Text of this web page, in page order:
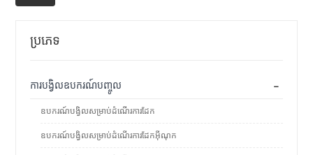
ប្រភេទ
-
ការបង្វិលឧបករណ៍បញ្ចូល
ឧបករណ៍បង្វិលសម្រាប់ដំណើរការដែក
ឧបករណ៍បង្វិលសម្រាប់ដំណើរការដែកអ៊ីណុក